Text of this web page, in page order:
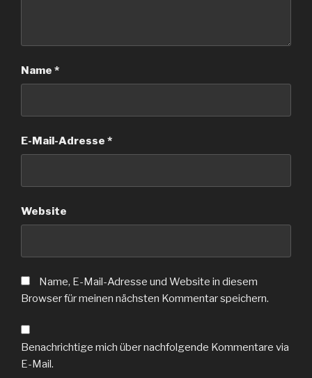
Name *
E-Mail-Adresse *
Website
Name, E-Mail-Adresse und Website in diesem
Browser für meinen nächsten Kommentar speichern.
Benachrichtige mich über nachfolgende Kommentare via
E-Mail.